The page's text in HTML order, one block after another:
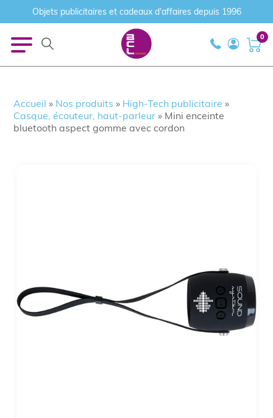
Objets publicitaires et cadeaux d'affaires depuis 1996
0
Accueil » Nos produits » High-Tech publicitaire »
Casque, écouteur, haut-parleur » Mini enceinte
bluetooth aspect gomme avec cordon